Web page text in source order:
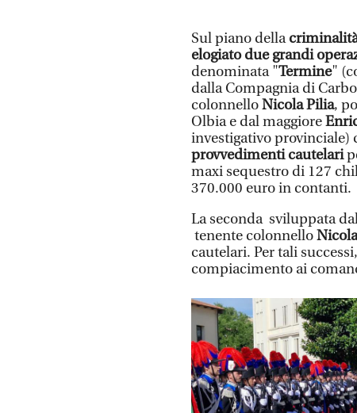
Sul piano della
elogiato due grandi
denominata "Termine"
dalla Compagnia di
colonnelloNicola Pilia,
Olbia e dal maggiore
investigativo provinciale)
provvedimenti cautelari
maxi sequestro di 127
370.000 euro in contanti.
La seconda sviluppata
tenente colonnello
cautelari. Per tali
compiacimento ai